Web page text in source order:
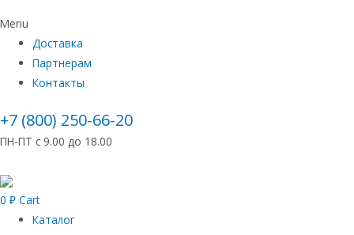
Menu
Доставка
Партнерам
Контакты
+7 (800) 250-66-20
ПН-ПТ с 9.00 до 18.00
0 ₽ Cart
Каталог